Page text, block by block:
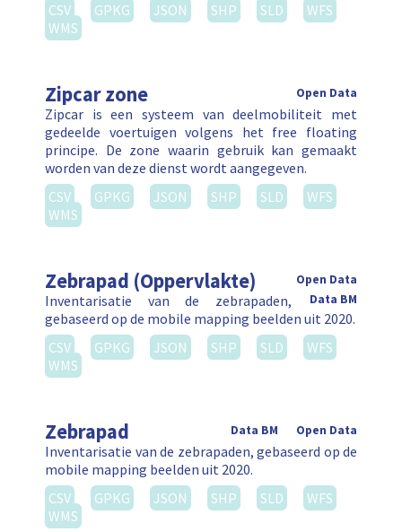
CSV GPKG JSON SHP SLD
WFS
WMS
Zipcar zone Open Data
Zipcar is een systeem van deelmobiliteit met
gedeelde voertuigen volgens het free floating
principe. De zone waarin gebruik kan gemaakt
worden van deze dienst wordt aangegeven.
CSV
GPKG JSON SHP SLD
WFS
WMS
Zebrapad (Oppervlakte)
Open Data
Data BM
Inventarisatie van de zebrapaden,
gebaseerd op de mobile mapping beelden uit 2020.
CSV
GPKG JSON SHP SLD
WFS
WMS
Zebrapad Open Data
Data BM
Inventarisatie van de zebrapaden, gebaseerd op de
mobile mapping beelden uit 2020.
CSV
GPKG JSON SHP SLD
WFS
WMS